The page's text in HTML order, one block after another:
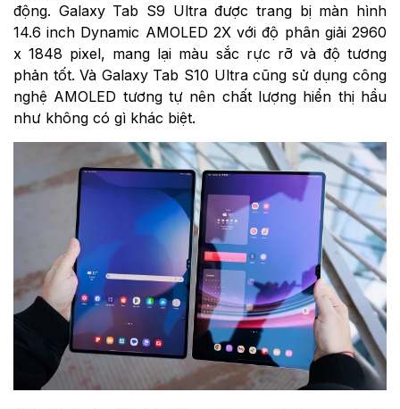
động. Galaxy Tab S9 Ultra được trang bị màn hình
14.6 inch Dynamic AMOLED 2X với độ phân giải 2960
x 1848 pixel, mang lại màu sắc rực rỡ và độ tương
phản tốt. Và Galaxy Tab S10 Ultra cũng sử dụng công
nghệ AMOLED tương tự nên chất lượng hiển thị hầu
như không có gì khác biệt.